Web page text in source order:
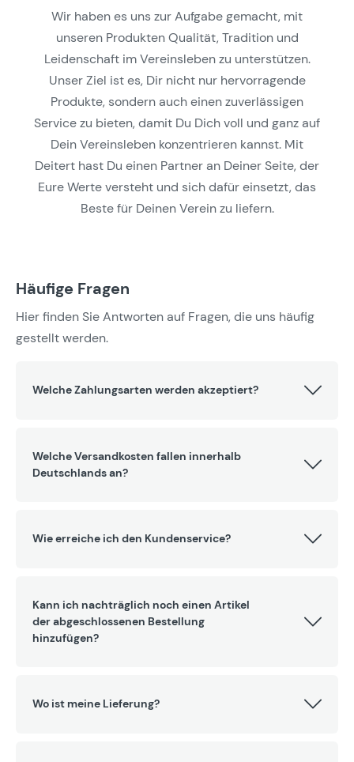
Wir haben es uns zur Aufgabe gemacht, mit
unseren Produkten Qualität, Tradition und
Leidenschaft im Vereinsleben zu unterstützen.
Unser Ziel ist es, Dir nicht nur hervorragende
Produkte, sondern auch einen zuverlässigen
Service zu bieten, damit Du Dich voll und ganz auf
Dein Vereinsleben konzentrieren kannst. Mit
Deitert hast Du einen Partner an Deiner Seite, der
Eure Werte versteht und sich dafür einsetzt, das
Beste für Deinen Verein zu liefern.
Häufige Fragen
Hier finden Sie Antworten auf Fragen, die uns häufig
gestellt werden.
Welche Zahlungsarten werden akzeptiert?
Welche Versandkosten fallen innerhalb
Deutschlands an?
Wie erreiche ich den Kundenservice?
Kann ich nachträglich noch einen Artikel
der abgeschlossenen Bestellung
hinzufügen?
Wo ist meine Lieferung?